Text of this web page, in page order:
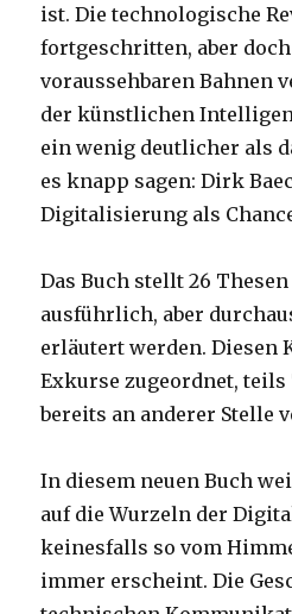
ist. Die technologische
fortgeschritten, aber
voraussehbaren Bahnen
der künstlichen
ein wenig deutlicher als
es knapp sagen: Dirk
Digitalisierung als
Das Buch stellt 26
ausführlich, aber
erläutert werden. Diesen
Exkurse zugeordnet, teils
bereits an anderer Stelle
In diesem neuen Buch
auf die Wurzeln der
keinesfalls so vom
immer erscheint. Die